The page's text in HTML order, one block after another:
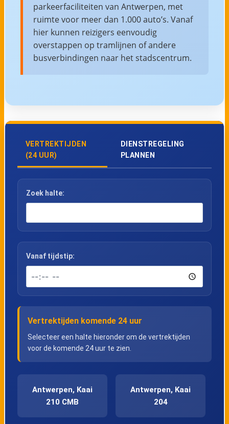
parkeerfaciliteiten van Antwerpen, met
ruimte voor meer dan 1.000 auto’s. Vanaf
hier kunnen reizigers eenvoudig
overstappen op tramlijnen of andere
busverbindingen naar het stadscentrum.
VERTREKTIJDEN
(24 UUR)
DIENSTREGELING
PLANNEN
Zoek halte:
Vanaf tijdstip:
Vertrektijden komende 24 uur
Selecteer een halte hieronder om de vertrektijden
voor de komende 24 uur te zien.
Antwerpen, Kaai
210 CMB
Antwerpen, Kaai
204